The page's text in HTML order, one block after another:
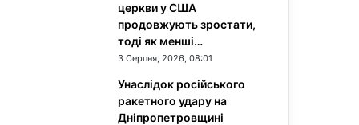
церкви у США
продовжують зростати,
тоді як менші…
3 Серпня, 2026, 08:01
Унаслідок російського
ракетного удару на
Дніпропетровщині